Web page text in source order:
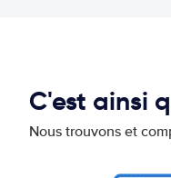
C'est ainsi
Nous trouvons et